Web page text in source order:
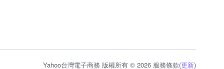
Yahoo台灣電子商務 版權所有 © 2026 服務條款(更新)